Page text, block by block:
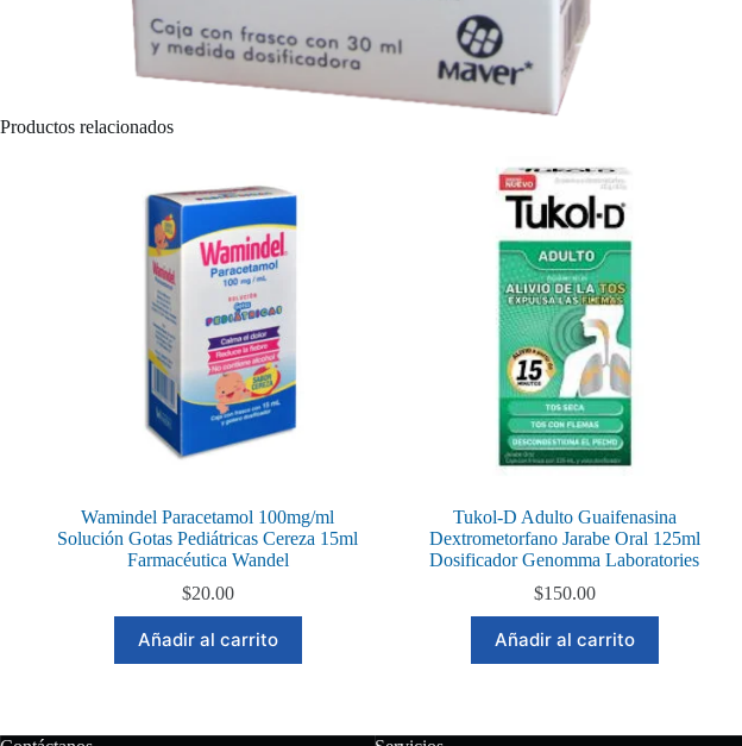
Productos relacionados
Wamindel Paracetamol 100mg/ml
Solución Gotas Pediátricas Cereza 15ml
Farmacéutica Wandel
$20.00
Añadir al carrito
Tukol-D Adulto Guaifenasina
Dextrometorfano Jarabe Oral 125ml
Dosificador Genomma Laboratories
$150.00
Añadir al carrito